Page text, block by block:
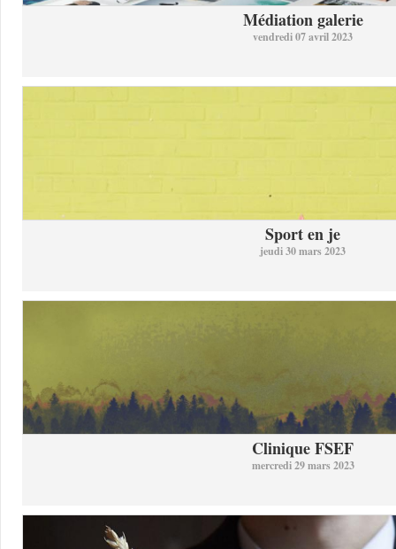
Médiation galerie
vendredi 07 avril 2023
Sport en je
jeudi 30 mars 2023
Clinique FSEF
mercredi 29 mars 2023